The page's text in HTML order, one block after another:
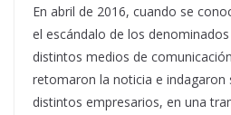
En abril de 2016, cuando se
el escándalo de los denominados
distintos medios de
retomaron la noticia e indagaron
distintos empresarios, en una